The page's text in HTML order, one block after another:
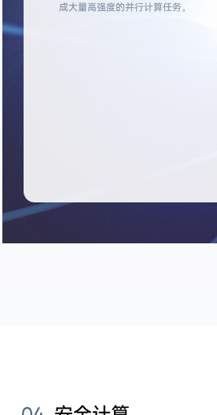
成大量高强度的并行计算任务。